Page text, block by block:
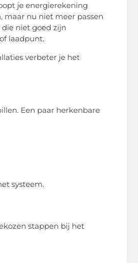
je energierekening
maar nu niet meer passen
niet goed zijn
laadpunt.
verbeter je het
Een paar herkenbare
systeem.
stappen bij het